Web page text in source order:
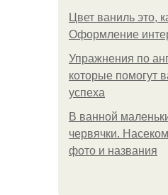
Цвет ваниль это,
Оформление
Упражнения по
которые помогут
успеха
В ванной
червячки.
фото и названия